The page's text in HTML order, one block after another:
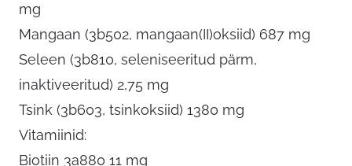
mg
Mangaan (3b502, mangaan(II)oksiid) 687 mg
Seleen (3b810, seleniseeritud pärm,
inaktiveeritud) 2,75 mg
Tsink (3b603, tsinkoksiid) 1380 mg
Vitamiinid:
Biotiin 3a880 11 mg